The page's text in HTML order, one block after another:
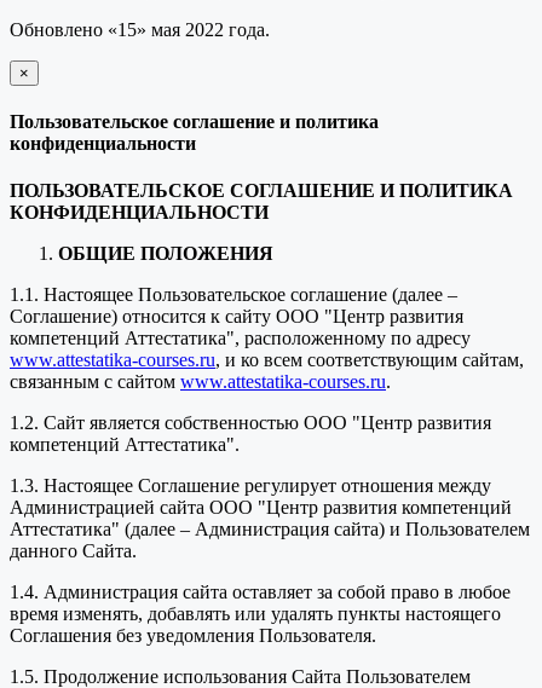
Обновлено «15» мая 2022 года.
×
закрыть
Пользовательское соглашение и политика
конфиденциальности
ПОЛЬЗОВАТЕЛЬСКОЕ СОГЛАШЕНИЕ И ПОЛИТИКА
КОНФИДЕНЦИАЛЬНОСТИ
ОБЩИЕ ПОЛОЖЕНИЯ
1.1. Настоящее Пользовательское соглашение (далее –
Соглашение) относится к сайту ООО "Центр развития
компетенций Аттестатика", расположенному по адресу
www.attestatika-courses.ru, и ко всем соответствующим сайтам,
связанным с сайтом www.attestatika-courses.ru.
1.2. Сайт является собственностью ООО "Центр развития
компетенций Аттестатика".
1.3. Настоящее Соглашение регулирует отношения между
Администрацией сайта ООО "Центр развития компетенций
Аттестатика" (далее – Администрация сайта) и Пользователем
данного Сайта.
1.4. Администрация сайта оставляет за собой право в любое
время изменять, добавлять или удалять пункты настоящего
Соглашения без уведомления Пользователя.
1.5. Продолжение использования Сайта Пользователем